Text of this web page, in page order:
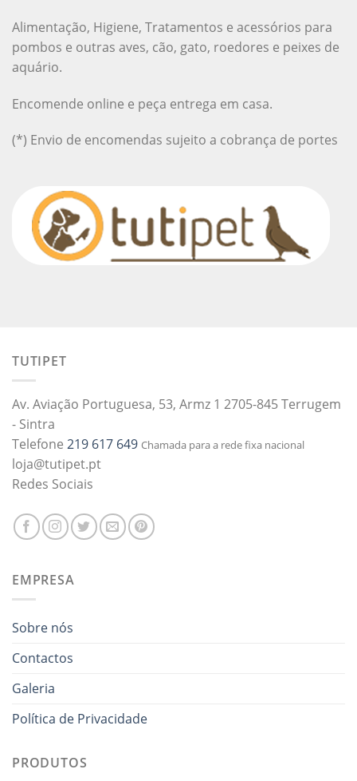
Alimentação, Higiene, Tratamentos e acessórios para
pombos e outras aves, cão, gato, roedores e peixes de
aquário.
Encomende online e peça entrega em casa.
(*) Envio de encomendas sujeito a cobrança de portes
TUTIPET
Av. Aviação Portuguesa, 53, Armz 1 2705-845 Terrugem
- Sintra
Telefone 219 617 649 Chamada para a rede fixa nacional
loja@tutipet.pt
Redes Sociais
EMPRESA
Sobre nós
Contactos
Galeria
Política de Privacidade
PRODUTOS